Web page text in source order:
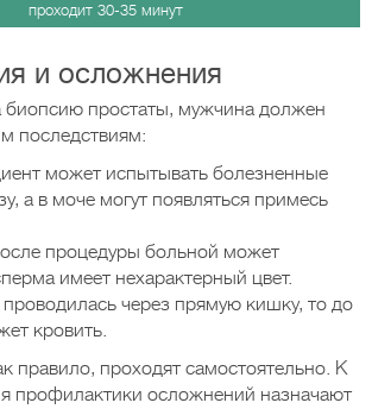
проходит 30-35 минут
и осложнения
биопсию простаты, мужчина должен
последствиям:
может испытывать болезненные
а в моче могут появляться примесь
процедуры больной может
имеет нехарактерный цвет.
через прямую кишку, то до
кровить.
правило, проходят самостоятельно. К
профилактики осложнений назначают